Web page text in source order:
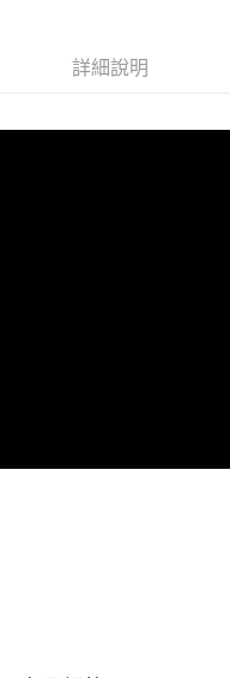
Google Pay詳細說明